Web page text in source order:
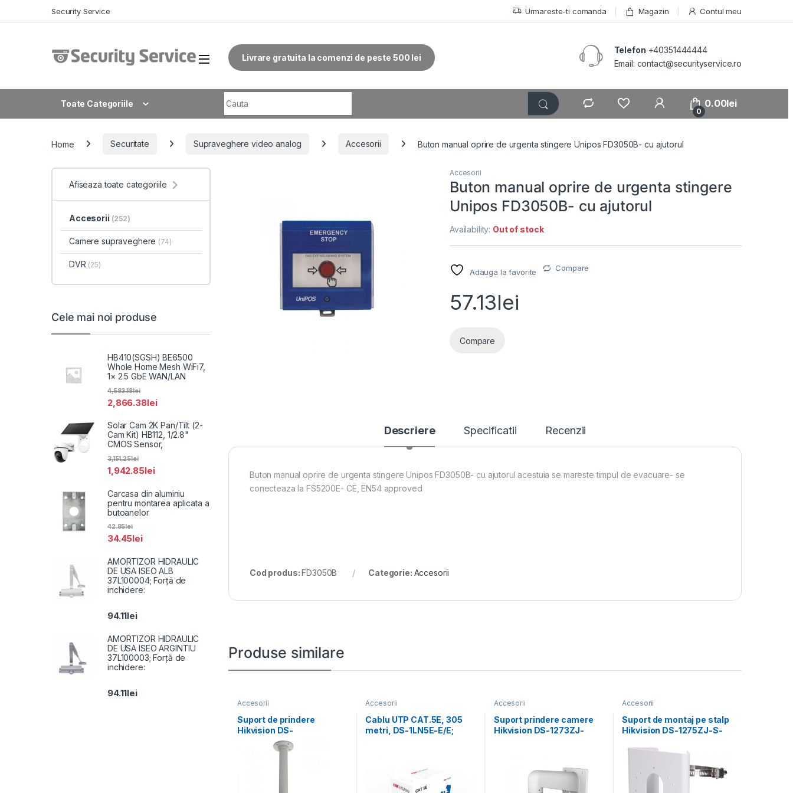
Security Service Urmareste-ti comanda Magazin Contul meu
Livrare gratuita la comenzi de peste 500 lei
Telefon +40351444444
Email: contact@securityservice.ro
Toate Categoriile
0
0.00lei
Home Securitate Supraveghere video analog Accesorii Buton manual oprire de urgenta stingere Unipos FD3050B- cu ajutorul
Accesorii
Buton manual oprire de urgenta stingere
Unipos FD3050B- cu ajutorul
Availability: Out of stock
Adauga la favorite Compare
57.13lei
Compare
Descriere Specificatii Recenzii
Buton manual oprire de urgenta stingere Unipos FD3050B- cu ajutorul acestuia se mareste timpul de evacuare- se
conecteaza la FS5200E- CE, EN54 approved
Cod produs:FD3050B Categorie: Accesorii
Produse similare
Accesorii
Suport de prindere
Hikvision DS-
1662ZJ;white Aluminum
alloy Φ116.5×500mm
Accesorii
Cablu UTP CAT.5E, 305
metri, DS-1LN5E-E/E;
Accesorii
Suport prindere camere
Hikvision DS-1273ZJ-
Accesorii
Suport de montaj pe stalp
Hikvision DS-1275ZJ-S-
Afiseaza toate categoriile
Accesorii (252)
Camere supraveghere (74)
DVR (25)
Cele mai noi produse
HB410(SGSH) BE6500
Whole Home Mesh WiFi7,
1× 2.5 GbE WAN/LAN
2,866.38lei
4,583.18lei
Solar Cam 2K Pan/Tilt (2-
Cam Kit) HB112, 1/2.8"
CMOS Sensor,
1,942.85lei
3,151.25lei
Carcasa din aluminiu
pentru montarea aplicata a
butoanelor
34.45lei
42.85lei
AMORTIZOR HIDRAULIC
DE USA ISEO ALB
37L100004; Forță de
inchidere:
94.11lei
AMORTIZOR HIDRAULIC
DE USA ISEO ARGINTIU
37L100003; Forță de
inchidere:
94.11lei